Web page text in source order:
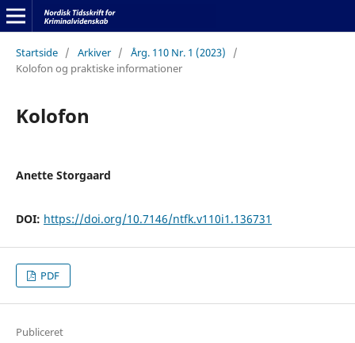
Startside / Arkiver / Årg. 110 Nr. 1 (2023)
/
Kolofon og praktiske informationer
Kolofon
Anette Storgaard
DOI: https://doi.org/10.7146/ntfk.v110i1.136731
PDF
Publiceret